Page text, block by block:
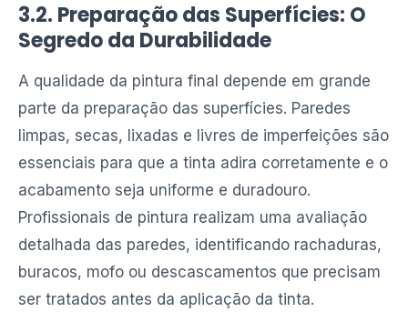
3.2. Preparação das Superfícies: O
Segredo da Durabilidade
A qualidade da pintura final depende em grande
parte da preparação das superfícies. Paredes
limpas, secas, lixadas e livres de imperfeições são
essenciais para que a tinta adira corretamente e o
acabamento seja uniforme e duradouro.
Profissionais de pintura realizam uma avaliação
detalhada das paredes, identificando rachaduras,
buracos, mofo ou descascamentos que precisam
ser tratados antes da aplicação da tinta.